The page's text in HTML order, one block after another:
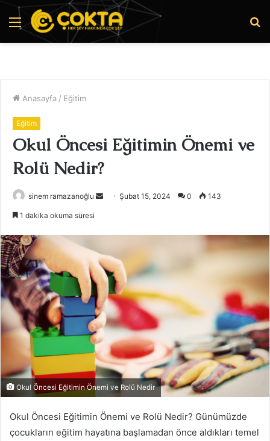
Menü
Anasayfa / Eğitim
Eğitim
Okul Öncesi Eğitimin Önemi ve
Rolü Nedir?
sinem ramazanoğlu
Bir
Şubat 15, 2024 0 143
1 dakika okuma süresi
Okul Öncesi Eğitimin Önemi ve Rolü Nedir
Okul Öncesi Eğitimin Önemi ve Rolü Nedir? Günümüzde
çocukların eğitim hayatına başlamadan önce aldıkları temel